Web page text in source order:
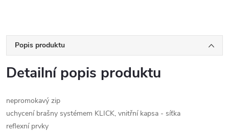
Popis produktu
Detailní popis produktu
nepromokavý zip
uchycení brašny systémem KLICK, vnitřní kapsa - síťka
reflexní prvky